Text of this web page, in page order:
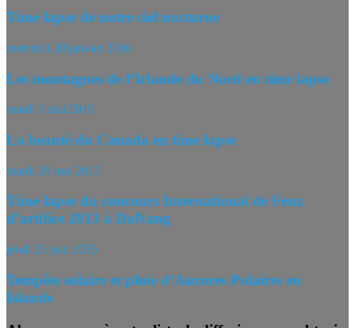
Time lapse de notre ciel nocturne
mercredi 20 janvier 2016
Les montagnes de l’Irlande du Nord en time lapse
mardi 3 mai 2016
La beauté du Canada en time lapse
mardi 28 mai 2013
Time lapse du concours International de Feux
d’artifice 2013 à DaNang
jeudi 25 juin 2015
Tempête solaire et pluie d’Aurores Polaires en
Islande